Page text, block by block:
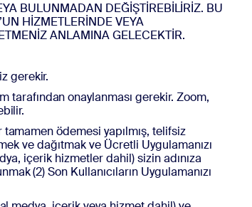
BULUNMADAN DEĞİŞTİREBİLİRİZ. BU
HİZMETLERİNDE VEYA
ANLAMINA GELECEKTİR.
gerekir.
tarafından onaylanması gerekir. Zoom,
ödemesi yapılmış, telifsiz
ve dağıtmak ve Ücretli Uygulamanızı
içerik hizmetler dahil) sizin adınıza
(2) Son Kullanıcıların Uygulamanızı